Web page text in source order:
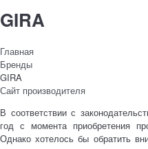
GIRA
Главная
Бренды
GIRA
Сайт производителя
В соответствии с
год с момента приобретения
Однако хотелось бы обратить